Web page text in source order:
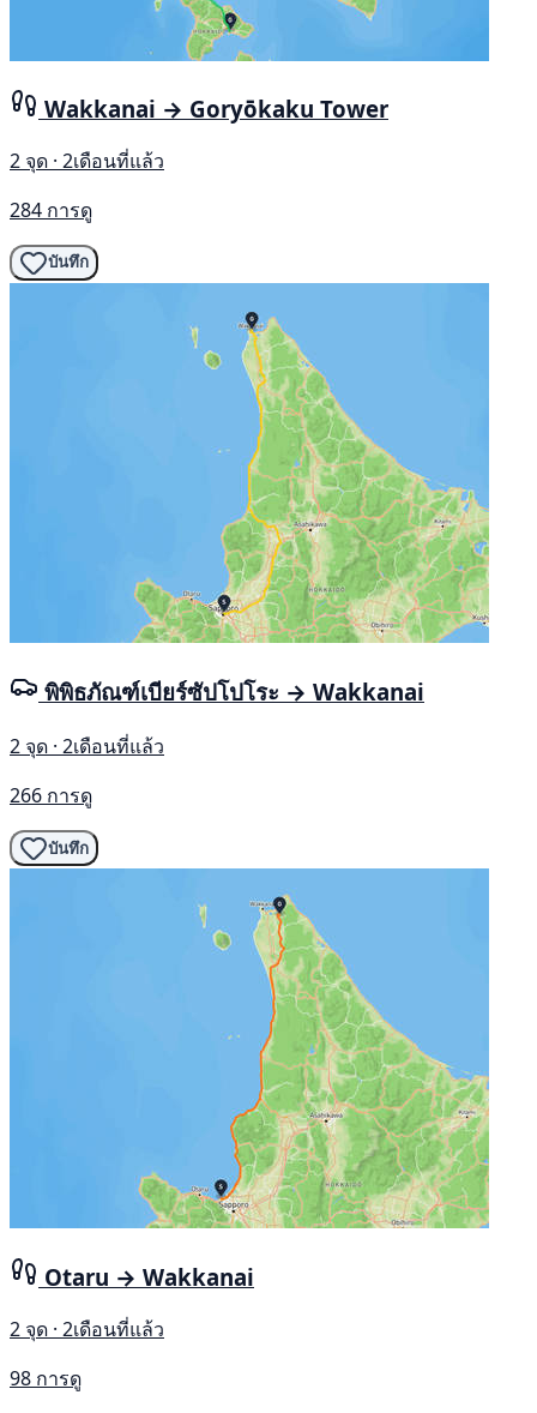
Wakkanai → Goryōkaku Tower
2 จุด · 2เดือนที่แล้ว
284 การดู
บันทึก
พิพิธภัณฑ์เบียร์ซัปโปโระ → Wakkanai
2 จุด · 2เดือนที่แล้ว
266 การดู
บันทึก
Otaru → Wakkanai
2 จุด · 2เดือนที่แล้ว
98 การดู